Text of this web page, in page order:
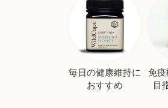
毎日の健康維持に
おすすめ
免疫
目